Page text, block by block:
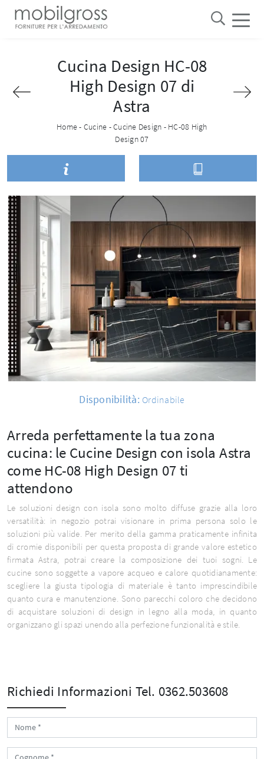
Cucina Design HC-08
High Design 07 di
Astra
Home- Cucine -Cucine Design - HC-08 High
Design 07
Disponibilità: Ordinabile
Arreda perfettamente la tua zona
cucina: le Cucine Design con isola Astra
come HC-08 High Design 07 ti
attendono
Le soluzioni design con isola sono molto diffuse grazie alla loro
versatilità: in negozio potrai visionare in prima persona solo le
soluzioni più valide. Per merito della gamma praticamente infinita
di cromie disponibili per questa proposta di grande valore estetico
firmata Astra, potrai creare la composizione dei tuoi sogni. Le
cucine sono soggette a vapore acqueo e calore quotidianamente:
scegliere la giusta tipologia di materiale è tanto imprescindibile
quanto cura e manutenzione. Sono parecchi coloro che decidono
di acquistare soluzioni di design in legno alla moda, in quanto
organizzano gli spazi unendo alla perfezione funzionalità e stile.
Richiedi Informazioni Tel. 0362.503608